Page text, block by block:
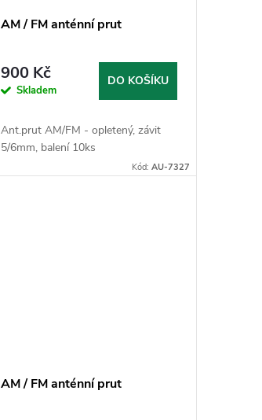
AM / FM anténní prut
900 Kč
Skladem
DO KOŠÍKU
Ant.prut AM/FM - opletený, závit
5/6mm, balení 10ks
Kód: AU-7327
AM / FM anténní prut